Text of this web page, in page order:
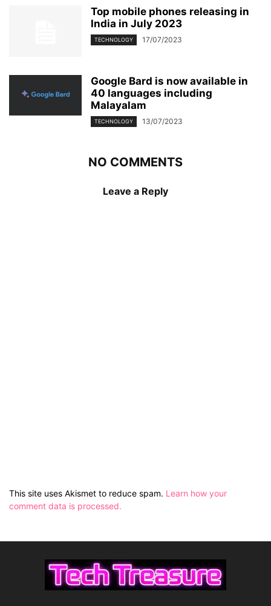
Top mobile phones releasing in
India in July 2023
TECHNOLOGY 17/07/2023
Google Bard is now available in
40 languages including
Malayalam
TECHNOLOGY 13/07/2023
NO COMMENTS
Leave a Reply
This site uses Akismet to reduce spam. Learn how your
comment data is processed.